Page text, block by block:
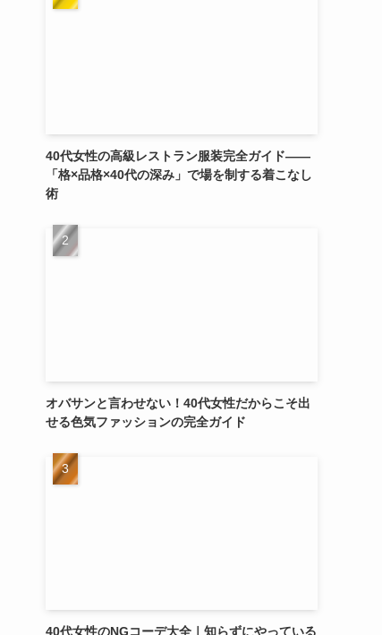
40代女性の高級レストラン服装完全ガイド——
「格×品格×40代の深み」で場を制する着こなし
術
オバサンと言わせない！40代女性だからこそ出
せる色気ファッションの完全ガイド
40代女性のNGコーデ大全｜知らずにやっている